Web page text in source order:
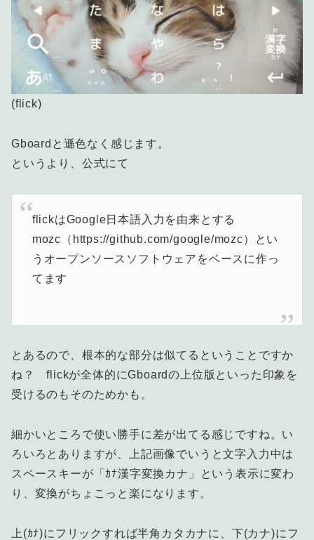
(flick)
Gboardと遜色なく感じます。
というより、公式にて
flickはGoogle日本語入力を由来とする
mozc（https://github.com/google/mozc）とい
うオープンソースソフトウェアをベースに作っ
てます
とあるので、根本的な部分は似てるということですか
ね？ flickが全体的にGboardの上位版といった印象を
受けるのもそのためかも。
細かいところで使い勝手に差が出てる感じですね。い
ろいろとありますが、上記画像でいうと文字入力中は
スペースキーが「ｶﾅ漢字変換カナ」という表示に変わ
り、変換がちょこっと楽になります。
上(ｶﾅ)にフリックすれば半角カタカナに、下(カナ)にフ